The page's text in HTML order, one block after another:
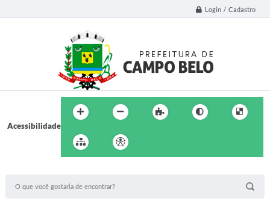
Login / Cadastro
Acessibilidade